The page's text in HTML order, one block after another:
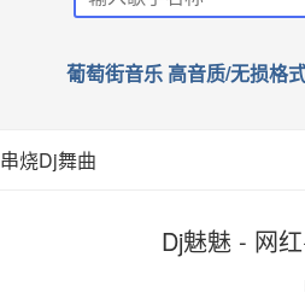
葡萄街音乐 高音质/无损
串烧Dj舞曲
Dj魅魅 - 网